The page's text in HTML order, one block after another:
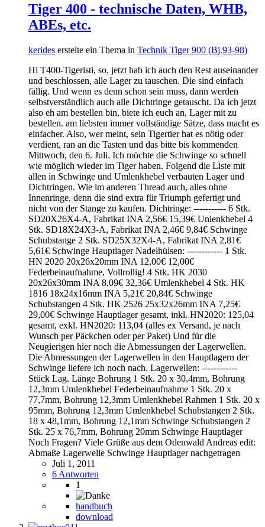
Tiger 400 - technische Daten, WHB,
ABEs, etc.
kerides erstelte ein Thema in Technik Tiger 900 (Bj.93-98)
Hi T400-Tigeristi, so, jetzt hab ich auch den Rest auseinander
und beschlossen, alle Lager zu tauschen. Die sind einfach
fällig. Und wenn es denn schon sein muss, dann werden
selbstverständlich auch alle Dichtringe getauscht. Da ich jetzt
also eh am bestellen bin, biete ich euch an, Lager mit zu
bestellen. am liebsten immer vollständige Sätze, dass macht es
einfacher. Also, wer meint, sein Tigertier hat es nötig oder
verdient, ran an die Tasten und das bitte bis kommenden
Mittwoch, den 6. Juli. Ich möchte die Schwinge so schnell
wie möglich wieder im Tiger haben. Folgend die Liste mit
allen in Schwinge und Umlenkhebel verbauten Lager und
Dichtringen. Wie im anderen Thread auch, alles ohne
Innenringe, denn die sind extra für Triumph gefertigt und
nicht von der Stange zu kaufen. Dichtringe: ----------- 6 Stk.
SD20X26X4-A, Fabrikat INA 2,56€ 15,39€ Unlenkhebel 4
Stk. SD18X24X3-A, Fabrikat INA 2,46€ 9,84€ Schwinge
Schubstange 2 Stk. SD25X32X4-A, Fabrikat INA 2,81€
5,61€ Schwinge Hauptlager Nadelhülsen: ------------ 1 Stk.
HN 2020 20x26x20mm INA 12,00€ 12,00€
Federbeinaufnahme, Vollrollig! 4 Stk. HK 2030
20x26x30mm INA 8,09€ 32,36€ Umlenkhebel 4 Stk. HK
1816 18x24x16mm INA 5,21€ 20,84€ Schwinge
Schubstangen 4 Stk. HK 2526 25x32x26mm INA 7,25€
29,00€ Schwinge Hauptlager gesamt, inkl. HN2020: 125,04
gesamt, exkl. HN2020: 113,04 (alles ex Versand, je nach
Wunsch per Päckchen oder per Paket) Und für die
Neugierigen hier noch die Abmessungen der Lagerwellen.
Die Abmessungen der Lagerwellen in den Hauptlagern der
Schwinge liefere ich noch nach. Lagerwellen: ------------
Stück Lag. Länge Bohrung 1 Stk. 20 x 30,4mm, Bohrung
12,3mm Umlenkhebel Federbeinaufnahme 1 Stk. 20 x
77,7mm, Bohrung 12,3mm Umlenkhebel Rahmen 1 Stk. 20 x
95mm, Bohrung 12,3mm Umlenkhebel Schubstangen 2 Stk.
18 x 48,1mm, Bohrung 12,1mm Schwinge Schubstangen 2
Stk. 25 x 76,7mm, Bohrung 20mm Schwinge Hauptlager
Noch Fragen? Viele Grüße aus dem Odenwald Andreas edit:
Abmaße Lagerwelle Schwinge Hauptlager nachgetragen
Juli 1, 2011
6 Antworten
1
handbuch
download